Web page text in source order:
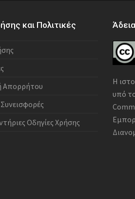
και Πολιτικές
Απορρήτου
Οδηγίες Χρήσης
Άδεια
Η
υπό